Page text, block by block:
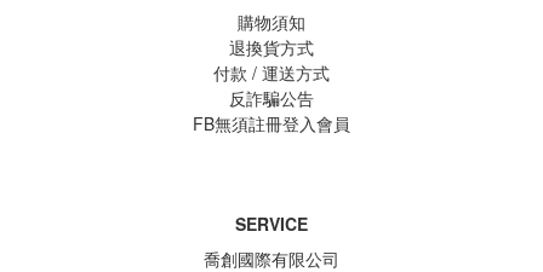
購物須知
退換貨方式
付款 / 運送方式
反詐騙公告
FB無須註冊登入會員
SERVICE
喬創國際有限公司